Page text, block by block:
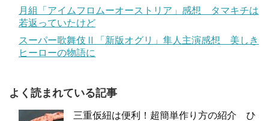
月組「アイムフロムーオーストリア」感想 タマキチは
若返っていたけど
スーパー歌舞伎Ⅱ「新版オグリ」隼人主演感想 美しき
ヒーローの物語に
よく読まれている記事
三重仮紐は便利！超簡単作り方の紹介 ひ